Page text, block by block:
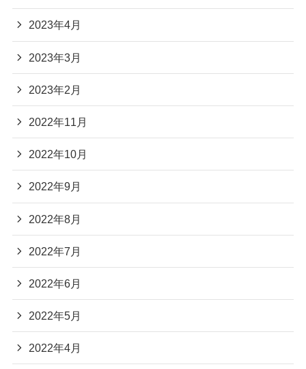
2023年4月
2023年3月
2023年2月
2022年11月
2022年10月
2022年9月
2022年8月
2022年7月
2022年6月
2022年5月
2022年4月